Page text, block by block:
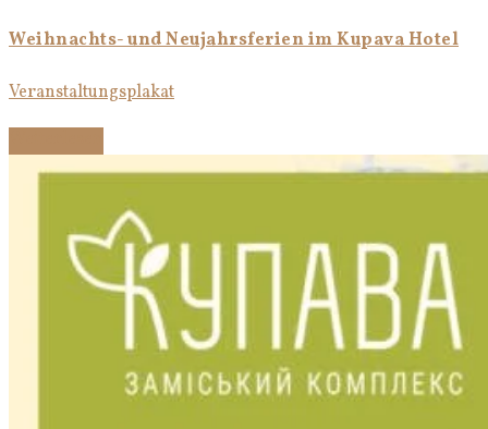
Weihnachts- und Neujahrsferien im Kupava Hotel
Veranstaltungsplakat